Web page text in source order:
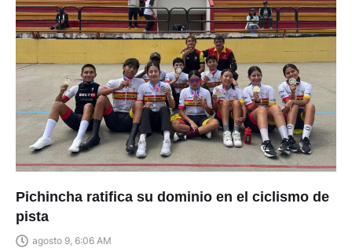
Pichincha ratifica su dominio en el ciclismo de
pista
agosto 9, 6:06 AM